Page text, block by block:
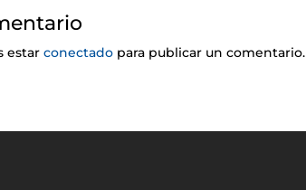
estarconectado para publicar un comentario.